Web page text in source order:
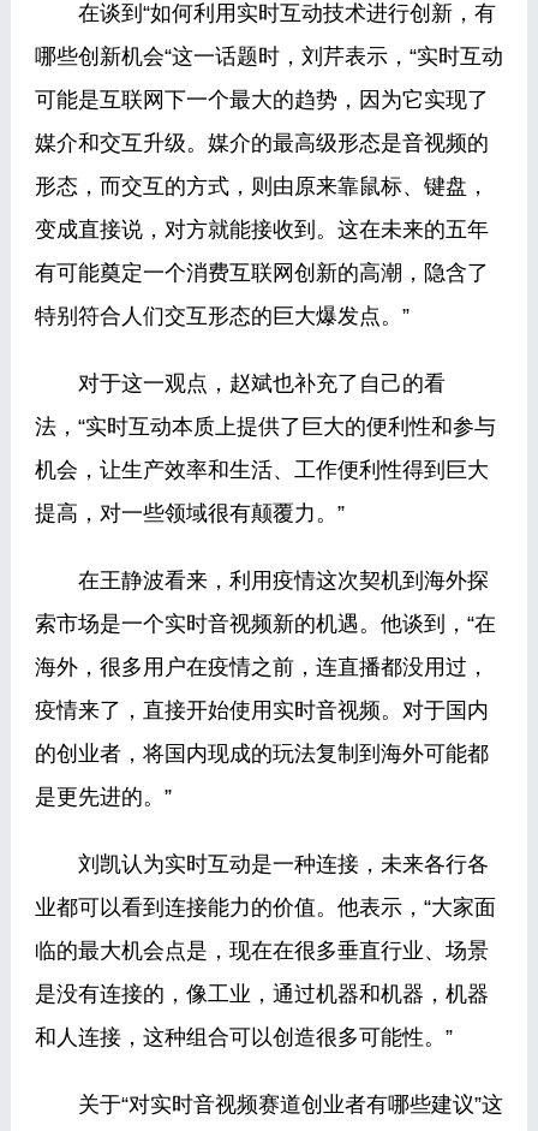
在谈到“如何利用实时互动技术进行创新，有
哪些创新机会“这一话题时，刘芹表示，“实时互动
可能是互联网下一个最大的趋势，因为它实现了
媒介和交互升级。媒介的最高级形态是音视频的
形态，而交互的方式，则由原来靠鼠标、键盘，
变成直接说，对方就能接收到。这在未来的五年
有可能奠定一个消费互联网创新的高潮，隐含了
特别符合人们交互形态的巨大爆发点。”
对于这一观点，赵斌也补充了自己的看
法，“实时互动本质上提供了巨大的便利性和参与
机会，让生产效率和生活、工作便利性得到巨大
提高，对一些领域很有颠覆力。”
在王静波看来，利用疫情这次契机到海外探
索市场是一个实时音视频新的机遇。他谈到，“在
海外，很多用户在疫情之前，连直播都没用过，
疫情来了，直接开始使用实时音视频。对于国内
的创业者，将国内现成的玩法复制到海外可能都
是更先进的。”
刘凯认为实时互动是一种连接，未来各行各
业都可以看到连接能力的价值。他表示，“大家面
临的最大机会点是，现在在很多垂直行业、场景
是没有连接的，像工业，通过机器和机器，机器
和人连接，这种组合可以创造很多可能性。”
关于“对实时音视频赛道创业者有哪些建议”这